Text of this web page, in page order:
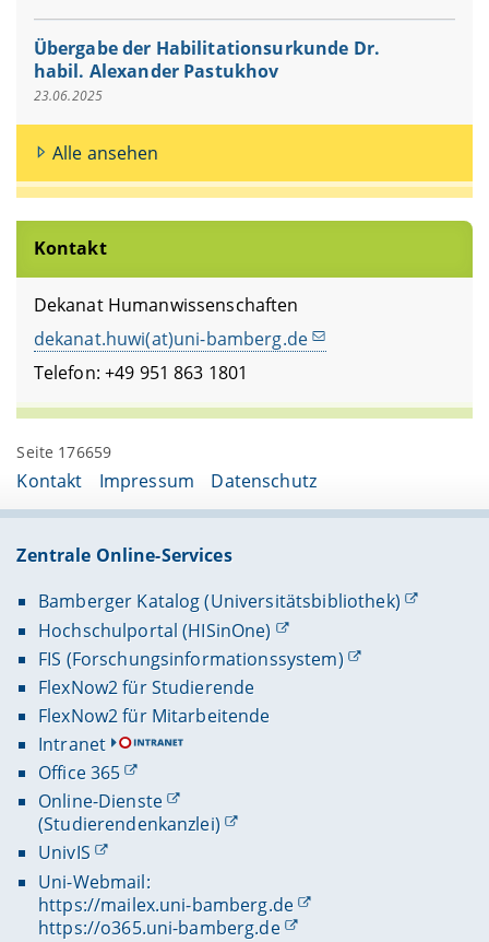
Übergabe der Habilitationsurkunde Dr.
habil. Alexander Pastukhov
23.06.2025
Alle ansehen
Kontakt
Dekanat Humanwissenschaften
dekanat.huwi(at)uni-bamberg.de
Telefon: +49 951 863 1801
Seite 176659
Kontakt Impressum Datenschutz
Zentrale Online-Services
Bamberger Katalog (Universitätsbibliothek)
Hochschulportal (HISinOne)
FIS (Forschungsinformationssystem)
FlexNow2 für Studierende
FlexNow2 für Mitarbeitende
Intranet
Office 365
Online-Dienste
(Studierendenkanzlei)
UnivIS
Uni-Webmail:
https://mailex.uni-bamberg.de
https://o365.uni-bamberg.de